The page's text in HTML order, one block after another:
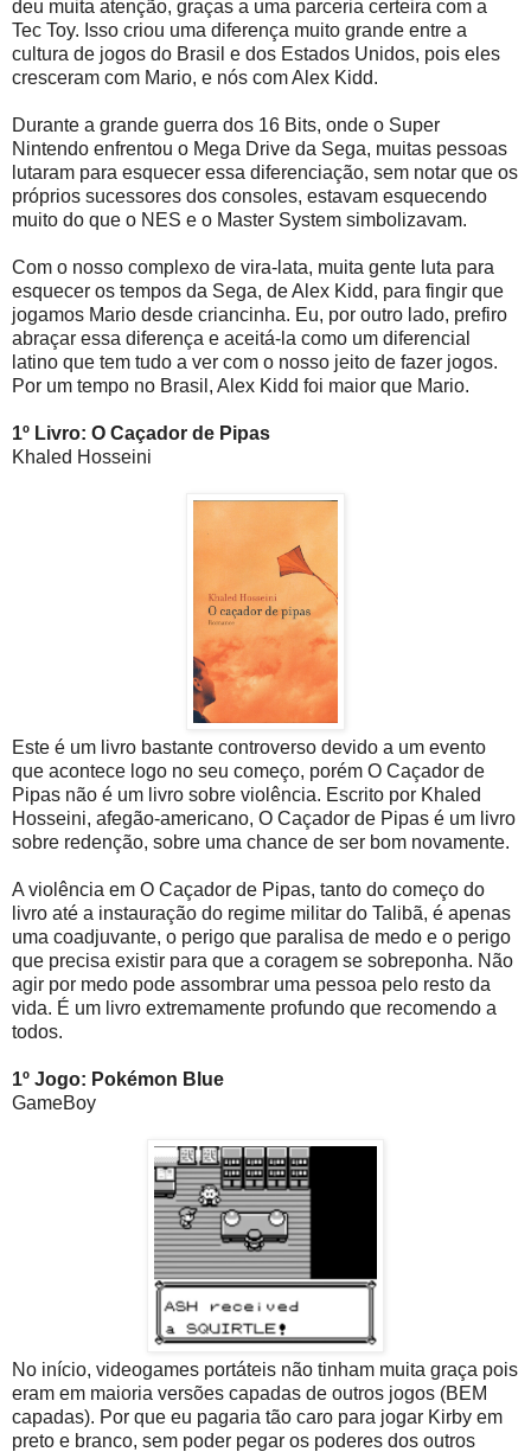
deu muita atenção, graças a uma parceria certeira com a
Tec Toy. Isso criou uma diferença muito grande entre a
cultura de jogos do Brasil e dos Estados Unidos, pois eles
cresceram com Mario, e nós com Alex Kidd.
Durante a grande guerra dos 16 Bits, onde o Super
Nintendo enfrentou o Mega Drive da Sega, muitas pessoas
lutaram para esquecer essa diferenciação, sem notar que os
próprios sucessores dos consoles, estavam esquecendo
muito do que o NES e o Master System simbolizavam.
Com o nosso complexo de vira-lata, muita gente luta para
esquecer os tempos da Sega, de Alex Kidd, para fingir que
jogamos Mario desde criancinha. Eu, por outro lado, prefiro
abraçar essa diferença e aceitá-la como um diferencial
latino que tem tudo a ver com o nosso jeito de fazer jogos.
Por um tempo no Brasil, Alex Kidd foi maior que Mario.
1º Livro: O Caçador de Pipas
Khaled Hosseini
Este é um livro bastante controverso devido a um evento
que acontece logo no seu começo, porém O Caçador de
Pipas não é um livro sobre violência. Escrito por Khaled
Hosseini, afegão-americano, O Caçador de Pipas é um livro
sobre redenção, sobre uma chance de ser bom novamente.
A violência em O Caçador de Pipas, tanto do começo do
livro até a instauração do regime militar do Talibã, é apenas
uma coadjuvante, o perigo que paralisa de medo e o perigo
que precisa existir para que a coragem se sobreponha. Não
agir por medo pode assombrar uma pessoa pelo resto da
vida. É um livro extremamente profundo que recomendo a
todos.
1º Jogo: Pokémon Blue
GameBoy
No início, videogames portáteis não tinham muita graça pois
eram em maioria versões capadas de outros jogos (BEM
capadas). Por que eu pagaria tão caro para jogar Kirby em
preto e branco, sem poder pegar os poderes dos outros